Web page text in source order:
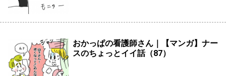
おかっぱの看護師さん｜【マンガ】ナー
スのちょっとイイ話（87）